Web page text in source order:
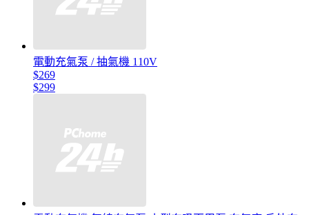
電動充氣泵 / 抽氣機 110V
$269
$299